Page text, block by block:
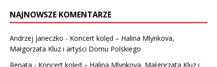
NAJNOWSZE KOMENTARZE
Andrzej Janeczko - Koncert kolęd – Halina Mlynkova,
Małgorzata Kluz i artyści Domu Polskiego
Renata - Koncert kolęd – Halina Mlynkova, Małgorzata Kluz i